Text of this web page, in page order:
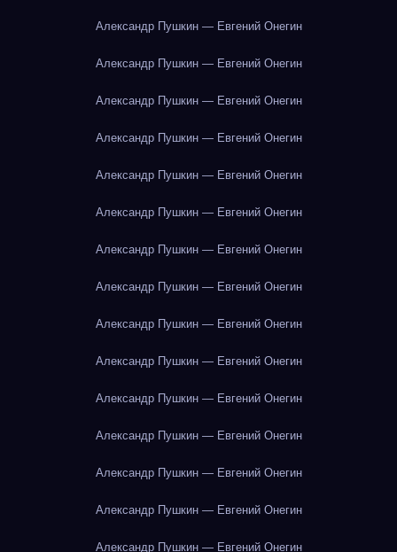
Александр Пушкин — Евгений Онегин
Александр Пушкин — Евгений Онегин
Александр Пушкин — Евгений Онегин
Александр Пушкин — Евгений Онегин
Александр Пушкин — Евгений Онегин
Александр Пушкин — Евгений Онегин
Александр Пушкин — Евгений Онегин
Александр Пушкин — Евгений Онегин
Александр Пушкин — Евгений Онегин
Александр Пушкин — Евгений Онегин
Александр Пушкин — Евгений Онегин
Александр Пушкин — Евгений Онегин
Александр Пушкин — Евгений Онегин
Александр Пушкин — Евгений Онегин
Александр Пушкин — Евгений Онегин